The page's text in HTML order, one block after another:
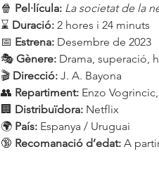
🍿 Pel·lícula: La societat de la
⌛ Duració: 2 hores i 24 minuts
📅 Estrena: Desembre de 2023
🎭 Gènere: Drama, superació,
🎬 Direcció: J. A. Bayona
👥 Repartiment: Enzo
🏢 Distribuïdora: Netflix
🌍 País: Espanya / Uruguai
🔞 Recomanació d’edat: A